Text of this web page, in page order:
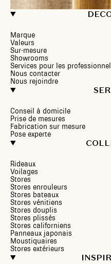
Marque
Valeurs
Sur-mesure
Showrooms
Services pour les
Nous contacter
Nous rejoindre
Conseil à domicile
Prise de mesures
Fabrication sur mesure
Pose experte
Rideaux
Voilages
Stores
Stores enrouleurs
Stores bateaux
Stores vénitiens
Stores douplis
Stores plissés
Stores californiens
Panneaux japonais
Moustiquaires
Stores extérieurs